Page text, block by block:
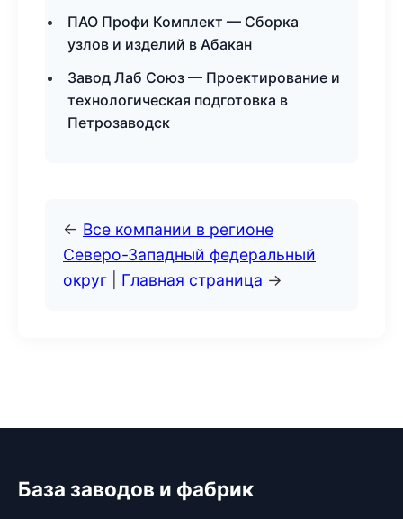
ПАО Профи Комплект — Сборка
узлов и изделий в Абакан
Завод Лаб Союз — Проектирование и
технологическая подготовка в
Петрозаводск
← Все компании в регионе
Северо-Западный федеральный
округ
Главная страница →
База заводов и фабрик